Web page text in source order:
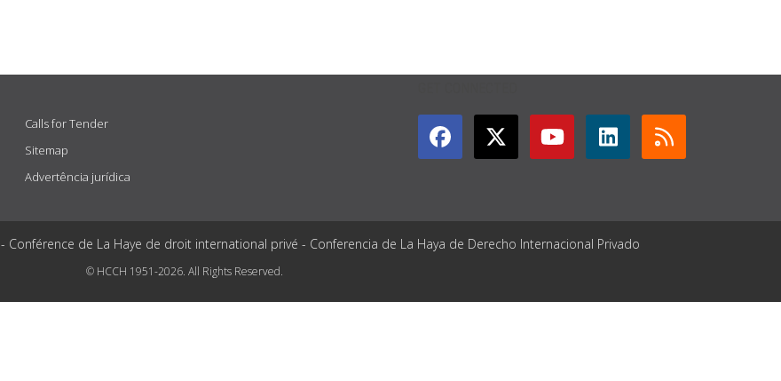
Calls for Tender
Sitemap
Advertência jurídica
Conférence de La Haye de droit international privé - Conferencia de La Haya de Derecho Internacional Privado
© HCCH 1951-2026. All Rights Reserved.